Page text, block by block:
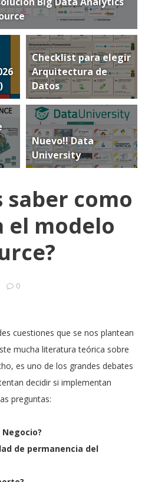
Checklist para elegir
Arquitectura de
Datos
Nuevo!! Data
University
saber como
el modelo
0
cuestiones que se nos plantean
mucha literatura teórica sobre
es uno de los grandes debates
decidir si implementan
preguntas:
Negocio?
de permanencia del